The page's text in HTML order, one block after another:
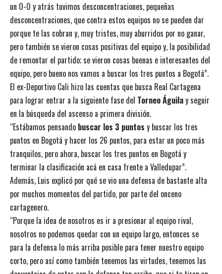
un 0-0 y atrás tuvimos desconcentraciones, pequeñas
desconcentraciones, que contra estos equipos no se pueden dar
porque te las cobran y, muy tristes, muy aburridos por no ganar,
pero también se vieron cosas positivas del equipo y, la posibilidad
de remontar el partido; se vieron cosas buenas e interesantes del
equipo, pero bueno nos vamos a buscar los tres puntos a Bogotá”.
El ex-Deportivo Cali hizo las cuentas que busca Real Cartagena
para lograr entrar a la siguiente fase del Torneo Águilay seguir
en la búsqueda del ascenso a primera división.
“Estábamos pensando buscar los 3 puntos y buscar los tres
puntos en Bogotá y hacer los 26 puntos, para estar un poco más
tranquilos, pero ahora, buscar los tres puntos en Bogotá y
terminar la clasificación acá en casa frente a Valledupar”.
Además, Luis explicó por qué se vio una defensa de bastante alta
por muchos momentos del partido, por parte del onceno
cartagenero.
“Porque la idea de nosotros es ir a presionar al equipo rival,
nosotros no podemos quedar con un equipo largo, entonces se
para la defensa lo más arriba posible para tener nuestro equipo
corto, pero así como también tenemos las virtudes, tenemos las